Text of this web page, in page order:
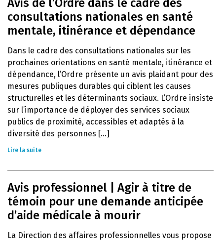
Avis de l’Ordre dans le cadre des
consultations nationales en santé
mentale, itinérance et dépendance
Dans le cadre des consultations nationales sur les
prochaines orientations en santé mentale, itinérance et
dépendance, l’Ordre présente un avis plaidant pour des
mesures publiques durables qui ciblent les causes
structurelles et les déterminants sociaux. L’Ordre insiste
sur l’importance de déployer des services sociaux
publics de proximité, accessibles et adaptés à la
diversité des personnes [...]
Lire la suite
Avis professionnel | Agir à titre de
témoin pour une demande anticipée
d’aide médicale à mourir
La Direction des affaires professionnelles vous propose